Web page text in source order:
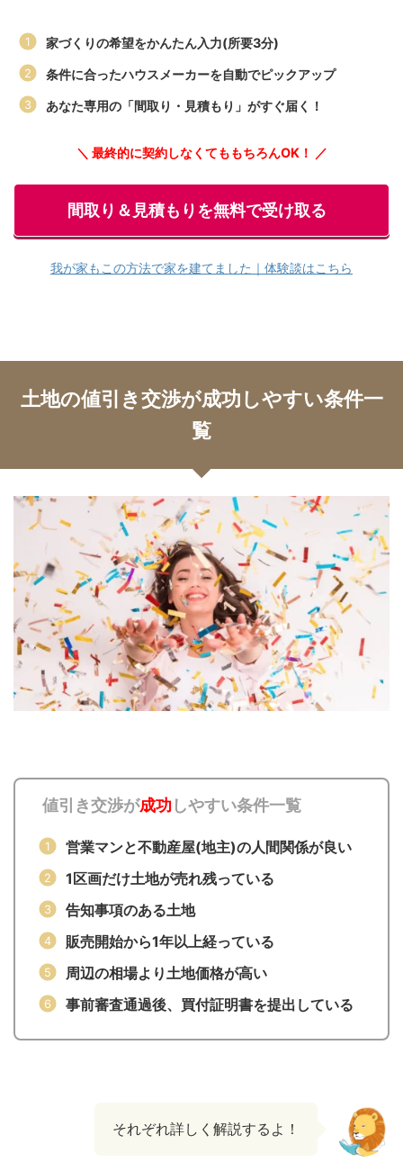
家づくりの希望をかんたん入力(所要3分)
条件に合ったハウスメーカーを自動でピックアップ
あなた専用の「間取り・見積もり」がすぐ届く！
＼ 最終的に契約しなくてももちろんOK！ ／
間取り＆見積もりを無料で受け取る
我が家もこの方法で家を建てました｜体験談はこちら
土地の値引き交渉が成功しやすい条件一
覧
値引き交渉が成功しやすい条件一覧
営業マンと不動産屋(地主)の人間関係が良い
1区画だけ土地が売れ残っている
告知事項のある土地
販売開始から1年以上経っている
周辺の相場より土地価格が高い
事前審査通過後、買付証明書を提出している
それぞれ詳しく解説するよ！